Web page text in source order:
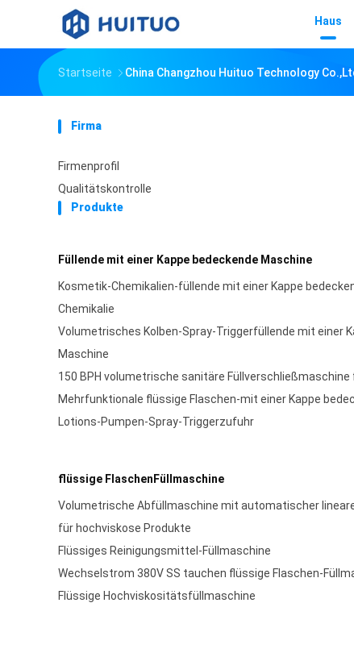
Haus
Startseite China Changzhou Huituo Technology
Firma
Firmenprofil
Qualitätskontrolle
Produkte
Füllende mit einer Kappe bedeckende Maschine
Kosmetik-Chemikalien-füllende mit einer Kappe
Chemikalie
Volumetrisches Kolben-Spray-Triggerfüllende mit einer
Maschine
150 BPH volumetrische sanitäre
Mehrfunktionale flüssige Flaschen-mit einer Kappe
Lotions-Pumpen-Spray-Triggerzufuhr
flüssige FlaschenFüllmaschine
Volumetrische Abfüllmaschine mit automatischer
für hochviskose Produkte
Flüssiges Reinigungsmittel-Füllmaschine
Wechselstrom 380V SS tauchen flüssige Flaschen-
Flüssige Hochviskositätsfüllmaschine